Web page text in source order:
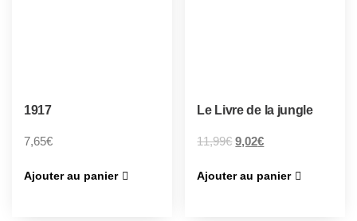
1917
7,65€
Ajouter au panier
Le Livre de la jungle
11,99€ 9,02€
Ajouter au panier